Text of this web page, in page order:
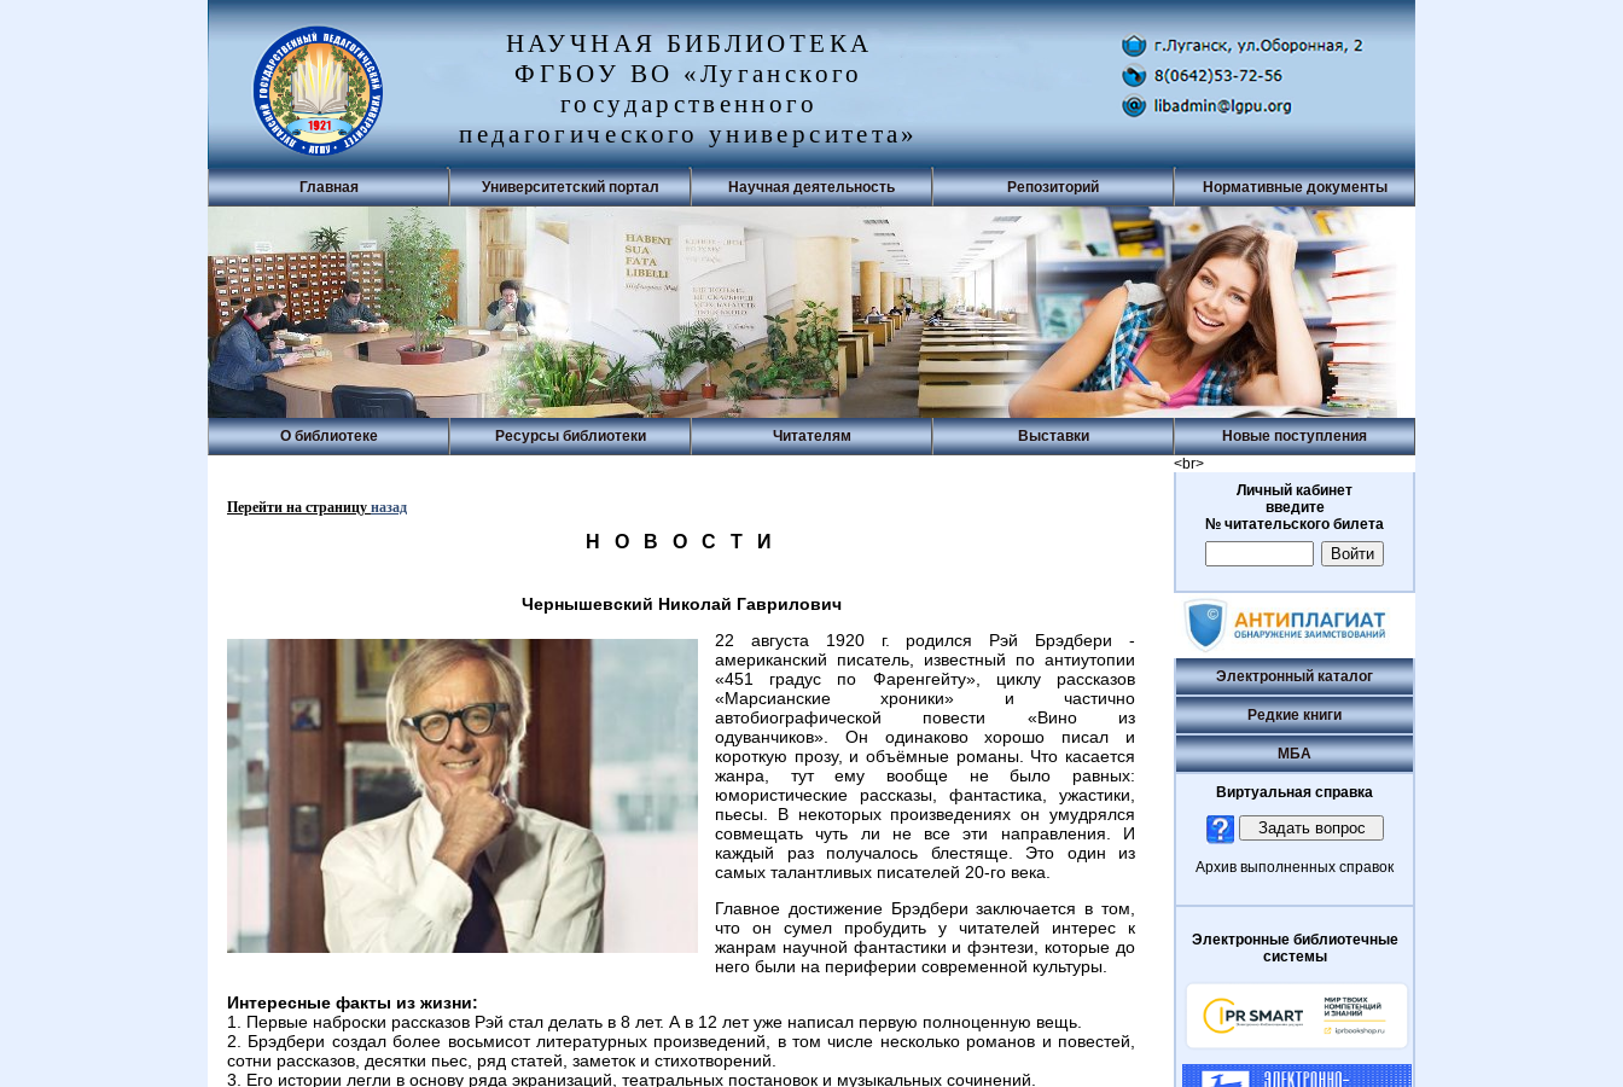
НАУЧНАЯ БИБЛИОТЕКА
ФГБОУ ВО «Луганского
государственного
педагогического университета»
Главная Университетский портал Научная деятельность Репозиторий Нормативные документы
О библиотеке Ресурсы библиотеки Читателям Выставки Новые поступления
Перейти на страницу назад
Н О В О С Т И
Чернышевский Николай Гаврилович
22 августа 1920 г. родился Рэй Брэдбери -
американский писатель, известный по антиутопии
«451 градус по Фаренгейту», циклу рассказов
«Марсианские хроники» и частично
автобиографической повести «Вино из
одуванчиков». Он одинаково хорошо писал и
короткую прозу, и объёмные романы. Что касается
жанра, тут ему вообще не было равных:
юмористические рассказы, фантастика, ужастики,
пьесы. В некоторых произведениях он умудрялся
совмещать чуть ли не все эти направления. И
каждый раз получалось блестяще. Это один из
самых талантливых писателей 20-го века.
Главное достижение Брэдбери заключается в том,
что он сумел пробудить у читателей интерес к
жанрам научной фантастики и фэнтези, которые до
него были на периферии современной культуры.
Интересные факты из жизни:
1. Первые наброски рассказов Рэй стал делать в 8 лет. А в 12 лет уже написал первую полноценную вещь.
2. Брэдбери создал более восьмисот литературных произведений, в том числе несколько романов и повестей,
сотни рассказов, десятки пьес, ряд статей, заметок и стихотворений.
3. Его истории легли в основу ряда экранизаций, театральных постановок и музыкальных сочинений.
<br>
Личный кабинет
введите
№ читательского билета
Электронный каталог
Редкие книги
МБА
Виртуальная справка
Архив выполненных справок
Электронные библиотечные
системы